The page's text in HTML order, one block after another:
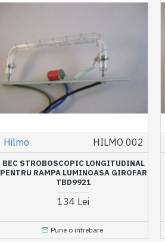
Hilmo HILMO 002
BEC STROBOSCOPIC LONGITUDINAL
PENTRU RAMPA LUMINOASA GIROFAR
TBD9921
134 Lei
Pune o intrebare